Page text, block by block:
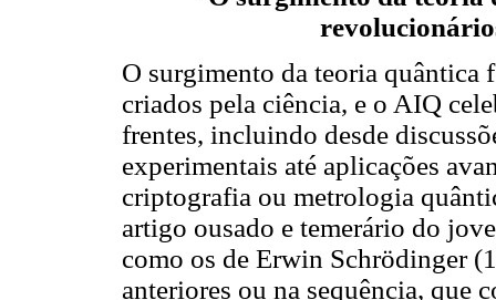
O surgimento da teoria quântica
criados pela ciência, e o AIQ
frentes, incluindo desde
experimentais até aplicações
criptografia ou metrologia
artigo ousado e temerário do
como os de Erwin Schrödinger
anteriores ou na sequência, que